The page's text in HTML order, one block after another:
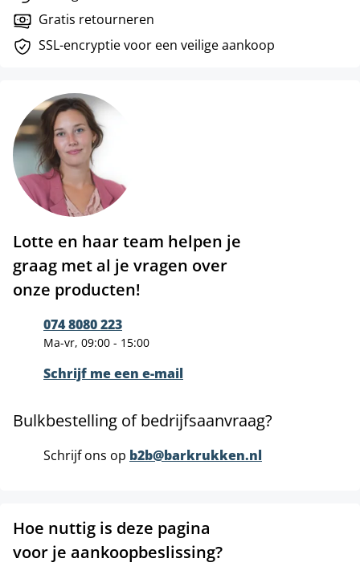
Gratis retourneren
SSL-encryptie voor een veilige aankoop
Lotte en haar team helpen je
graag met al je vragen over
onze producten!
074 8080 223
Ma-vr, 09:00 - 15:00
Schrijf me een e-mail
Bulkbestelling of bedrijfsaanvraag?
Schrijf ons op b2b@barkrukken.nl
Hoe nuttig is deze pagina
voor je aankoopbeslissing?